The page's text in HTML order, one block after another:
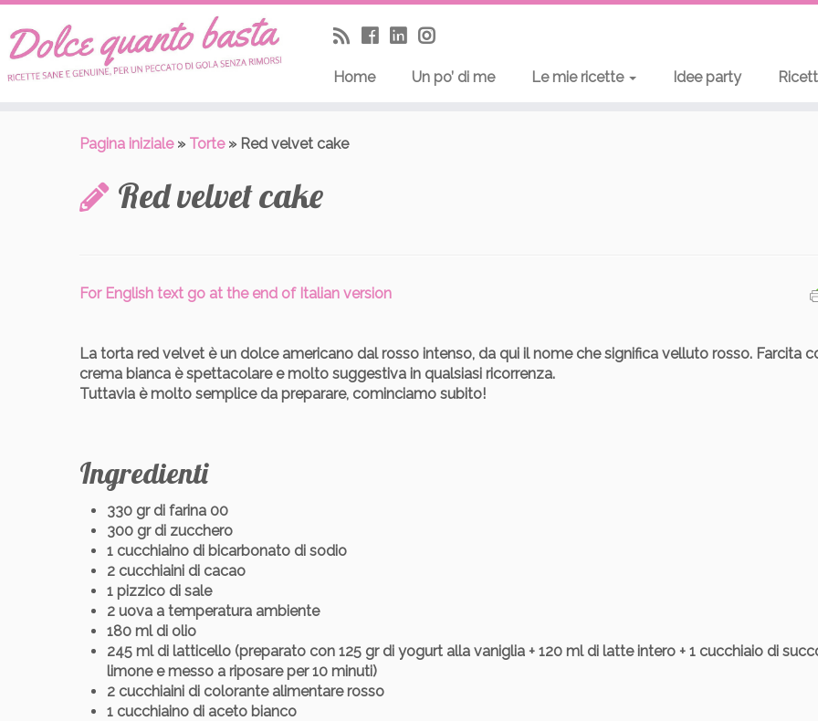
Skip
to
content
Home
Un po’ di me Le mie ricette Idee party
Pagina iniziale » Torte » Red velvet cake
Red velvet cake
For English text go at the end of Italian version
La torta red velvet è un dolce americano dal rosso intenso, da qui il nome che significa velluto rosso. Farcita
crema bianca è spettacolare e molto suggestiva in qualsiasi ricorrenza.
Tuttavia è molto semplice da preparare, cominciamo subito!
Ingredienti
330 gr di farina 00
300 gr di zucchero
1 cucchiaino di bicarbonato di sodio
2 cucchiaini di cacao
1 pizzico di sale
2 uova a temperatura ambiente
180 ml di olio
245 ml di latticello (preparato con 125 gr di yogurt alla vaniglia + 120 ml di latte intero + 1 cucchiaio di
limone e messo a riposare per 10 minuti)
2 cucchiaini di colorante alimentare rosso
1 cucchiaino di aceto bianco